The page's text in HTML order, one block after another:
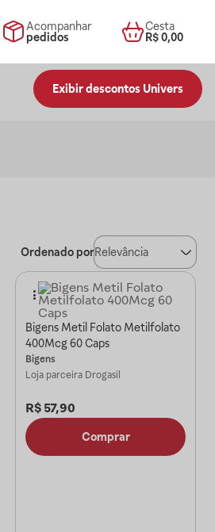
Acompanhar
pedidos
Cesta
R$ 0,00
Exibir descontos Univers
Ordenado porRelevância
Bigens Metil Folato Metilfolato
400Mcg 60 Caps
Bigens
Loja parceira Drogasil
R$ 57,90
Comprar